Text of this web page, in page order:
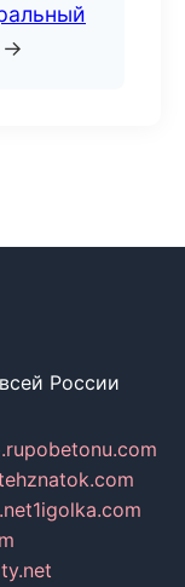
→
России
pobetonu.com
1igolka.com